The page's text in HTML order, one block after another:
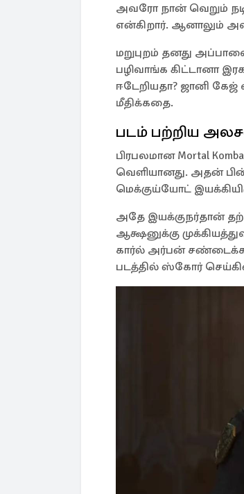
அவரோ நான் வெறும்
என்கிறார். ஆனாலும்
மறுபுறம் தனது
பழிவாங்க கிட்டானா
ஈடேறியதா? ஜானி
மீதிக்கதை.
படம் பற்றிய
பிரபலமான Mortal
வெளியானது. அதன்
மெக்குய்யோட்
அதே இயக்குநர்தான்
ஆக்ஷனுக்கு
கார்ல் அர்பன்
படத்தில் ஸ்கோர்